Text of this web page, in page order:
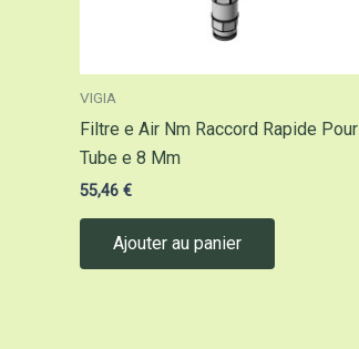
VIGIA
Filtre e Air Nm Raccord Rapide Pour
Tube e 8 Mm
55,46 €
Ajouter au panier